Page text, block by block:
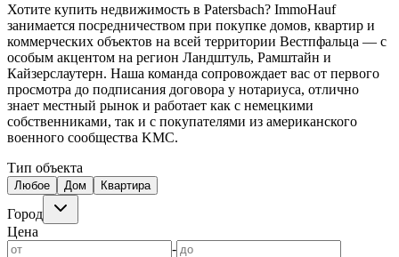
Kaiserslautern
Квартиры KL Landstuhl
Дома
LandstuhlRamsteinДома Ramstein KindsbachWeilerbachOtterbach
Риелторы на месте
Kaiserslautern Landstuhl Ramstein
Хотите купить недвижимость в Patersbach? ImmoHauf
занимается посредничеством при покупке домов, квартир и
коммерческих объектов на всей территории Вестпфальца — с
особым акцентом на регион Ландштуль, Рамштайн и
Кайзерслаутерн. Наша команда сопровождает вас от первого
просмотра до подписания договора у нотариуса, отлично
знает местный рынок и работает как с немецкими
собственниками, так и с покупателями из американского
военного сообщества KMC.
Тип объекта
Любое Дом Квартира
Город
Цена
-